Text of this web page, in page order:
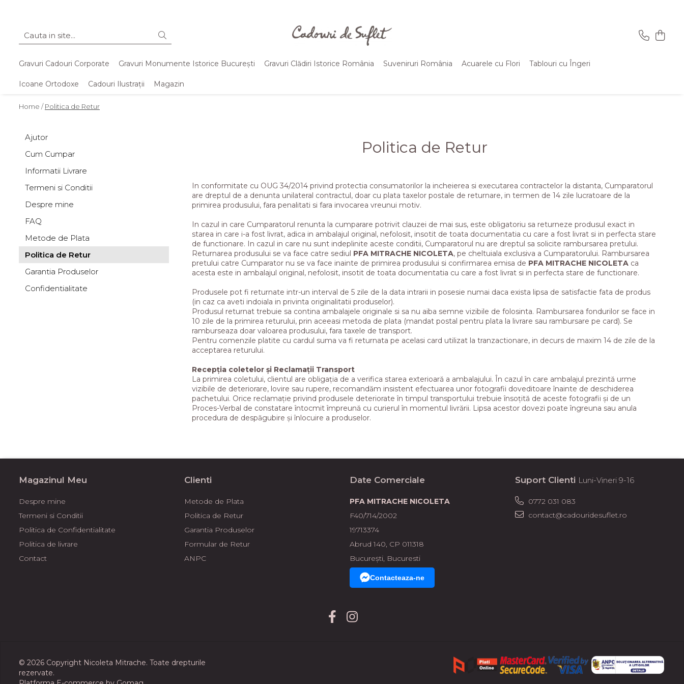
Gravuri Cadouri Corporate Gravuri Monumente Istorice București Gravuri Clădiri Istorice România Suveniruri România Acuarele cu Flori Tablouri cu Îngeri
Icoane Ortodoxe Cadouri Ilustrații Magazin
Home / Politica de Retur
Politica de Retur
In conformitate cu OUG 34/2014 privind protectia consumatorilor la incheierea si executarea contractelor la distanta, Cumparatorul
are dreptul de a denunta unilateral contractul, doar cu plata taxelor postale de returnare, in termen de 14 zile lucratoare de la
primirea produsului, fara penalitati si fara invocarea vreunui motiv.
In cazul in care Cumparatorul renunta la cumparare potrivit clauzei de mai sus, este obligatoriu sa returneze produsul exact in
starea in care i-a fost livrat, adica in ambalajul original, nefolosit, insotit de toata documentatia cu care a fost livrat si in perfecta stare
de functionare. In cazul in care nu sunt indeplinite aceste conditii, Cumparatorul nu are dreptul sa solicite rambursarea pretului.
Returnarea produsului se va face catre sediul PFA MITRACHE NICOLETA, pe cheltuiala exclusiva a Cumparatorului. Rambursarea
pretului catre Cumparator nu se va face inainte de primirea produsului si confirmarea emisa de PFA MITRACHE NICOLETA ca
acesta este in ambalajul original, nefolosit, insotit de toata documentatia cu care a fost livrat si in perfecta stare de functionare.
Produsele pot fi returnate intr-un interval de 5 zile de la data intrarii in posesie numai daca exista lipsa de satisfactie fata de produs
(in caz ca aveti indoiala in privinta originalitatii produselor).
Produsul returnat trebuie sa contina ambalajele originale si sa nu aiba semne vizibile de folosinta. Rambursarea fondurilor se face in
10 zile de la primirea returului, prin aceeasi metoda de plata (mandat postal pentru plata la livrare sau rambursare pe card). Se
ramburseaza doar valoarea produsului, fara taxele de transport.
Pentru comenzile platite cu cardul suma va fi returnata pe acelasi card utilizat la tranzactionare, in decurs de maxim 14 de zile de la
acceptarea returului.
Recepția coletelor și Reclamații Transport
La primirea coletului, clientul are obligația de a verifica starea exterioară a ambalajului. În cazul în care ambalajul prezintă urme
vizibile de deteriorare, lovire sau rupere, recomandăm insistent efectuarea unor fotografii doveditoare înainte de deschiderea
pachetului. Orice reclamație privind produsele deteriorate în timpul transportului trebuie însoțită de aceste fotografii și de un
Proces-Verbal de constatare întocmit împreună cu curierul în momentul livrării. Lipsa acestor dovezi poate îngreuna sau anula
procedura de despăgubire și înlocuire a produselor.
Ajutor
Cum Cumpar
Informatii Livrare
Termeni si Conditii
Despre mine
FAQ
Metode de Plata
Politica de Retur
Garantia Produselor
Confidentialitate
Magazinul Meu
Despre mine
Termeni si Conditii
Politica de Confidentialitate
Politica de livrare
Contact
Clienti
Metode de Plata
Politica de Retur
Garantia Produselor
Formular de Retur
ANPC
Date Comerciale
PFA MITRACHE NICOLETA
F40/714/2002
19713374
Abrud 140, CP 011318
București, Bucuresti
Contacteaza-ne
Suport Clienti Luni-Vineri 9-16
0772 031 083
contact@cadouridesuflet.ro
© 2026 Copyright Nicoleta Mitrache. Toate drepturile
rezervate.